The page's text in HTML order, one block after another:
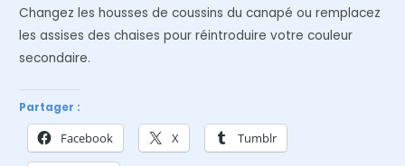
Changez les housses de coussins du canapé ou remplacez
les assises des chaises pour réintroduire votre couleur
secondaire.
Partager :
Facebook X Tumblr